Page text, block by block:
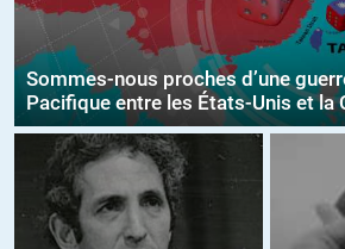
Sommes-nous proches d’une
Pacifique entre les États-Unis et la